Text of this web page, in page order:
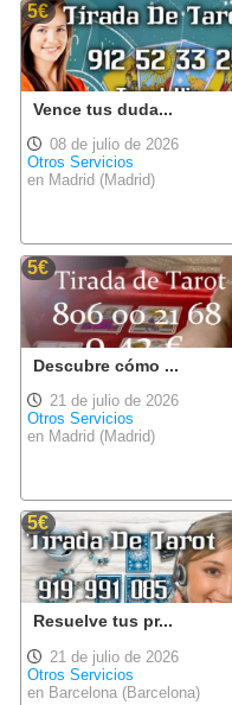
5€
Vence tus duda...
08 de julio de 2026
Otros Servicios
en Madrid (Madrid)
5€
Descubre cómo ...
21 de julio de 2026
Otros Servicios
en Madrid (Madrid)
5€
Resuelve tus pr...
21 de julio de 2026
Otros Servicios
en Barcelona (Barcelona)